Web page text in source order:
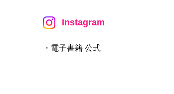
Instagram
・電子書籍 公式